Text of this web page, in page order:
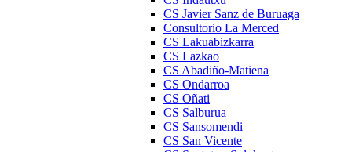
CS Javier Sanz de Buruaga
Consultorio La Merced
CS Lakuabizkarra
CS Lazkao
CS Abadiño-Matiena
CS Ondarroa
CS Oñati
CS Salburua
CS Sansomendi
CS San Vicente